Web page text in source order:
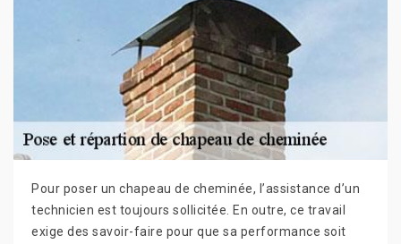
Pour poser un chapeau de cheminée, l’assistance d’un
technicien est toujours sollicitée. En outre, ce travail
exige des savoir-faire pour que sa performance soit